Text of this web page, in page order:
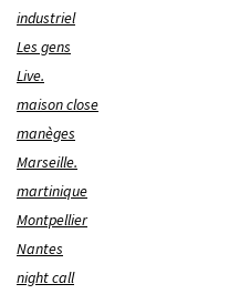
industriel
Les gens
Live.
maison close
manèges
Marseille.
martinique
Montpellier
Nantes
night call